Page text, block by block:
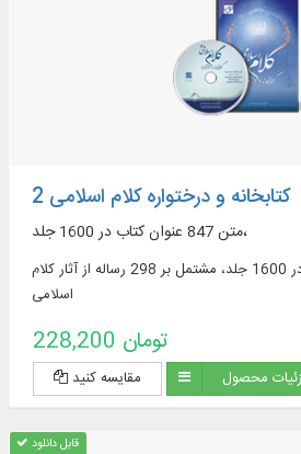
کتابخانه و درختواره کلام اسلامی 2
متن 847 عنوان کتاب در 1600 جلد،
متن 847 عنوان کتاب در 1600 جلد، مشتمل بر 298 رساله از آثار کلام
اسلامی
228,200 تومان
مقایسه کنید محصول
قابل دانلود